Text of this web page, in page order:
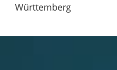
Württemberg